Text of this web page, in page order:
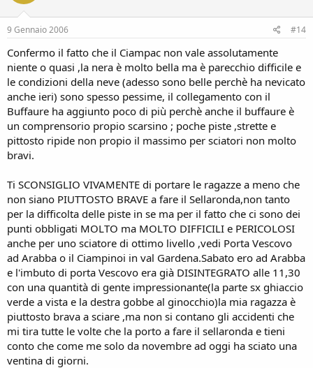
9 Gennaio 2006 #14
Confermo il fatto che il Ciampac non vale assolutamente
niente o quasi ,la nera è molto bella ma è parecchio difficile e
le condizioni della neve (adesso sono belle perchè ha nevicato
anche ieri) sono spesso pessime, il collegamento con il
Buffaure ha aggiunto poco di più perchè anche il buffaure è
un comprensorio propio scarsino ; poche piste ,strette e
pittosto ripide non propio il massimo per sciatori non molto
bravi.
Ti SCONSIGLIO VIVAMENTE di portare le ragazze a meno che
non siano PIUTTOSTO BRAVE a fare il Sellaronda,non tanto
per la difficolta delle piste in se ma per il fatto che ci sono dei
punti obbligati MOLTO ma MOLTO DIFFICILI e PERICOLOSI
anche per uno sciatore di ottimo livello ,vedi Porta Vescovo
ad Arabba o il Ciampinoi in val Gardena.Sabato ero ad Arabba
e l'imbuto di porta Vescovo era già DISINTEGRATO alle 11,30
con una quantità di gente impressionante(la parte sx ghiaccio
verde a vista e la destra gobbe al ginocchio)la mia ragazza è
piuttosto brava a sciare ,ma non si contano gli accidenti che
mi tira tutte le volte che la porto a fare il sellaronda e tieni
conto che come me solo da novembre ad oggi ha sciato una
ventina di giorni.